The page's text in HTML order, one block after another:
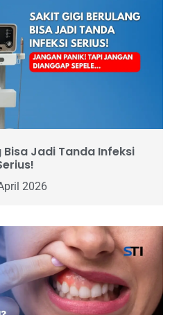
Bisa Jadi Tanda Infeksi
2026